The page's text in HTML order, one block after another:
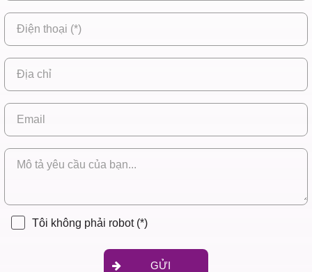
GỬI
Tôi không phải robot (*)